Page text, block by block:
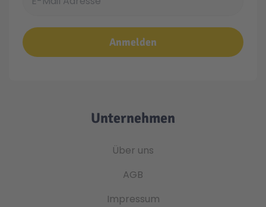
Anmelden
Unternehmen
Über uns
AGB
Impressum